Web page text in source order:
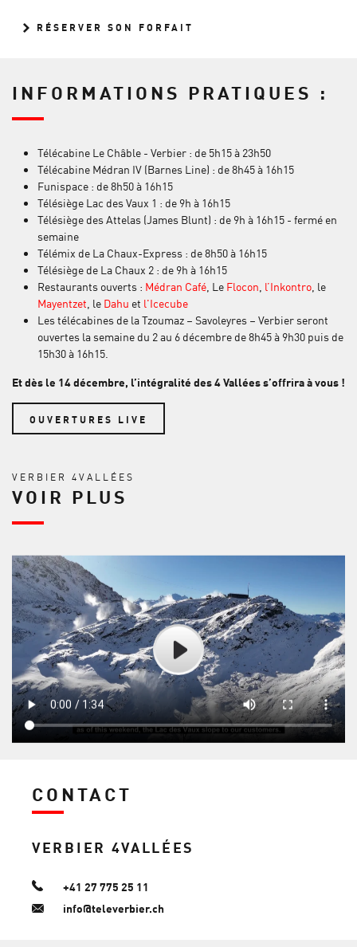
RÉSERVER SON FORFAIT
INFORMATIONS PRATIQUES :
Télécabine Le Châble - Verbier : de 5h15 à 23h50
Télécabine Médran IV (Barnes Line) : de 8h45 à 16h15
Funispace : de 8h50 à 16h15
Télésiège Lac des Vaux 1 : de 9h à 16h15
Télésiège des Attelas (James Blunt) : de 9h à 16h15 - fermé en
semaine
Télémix de La Chaux-Express : de 8h50 à 16h15
Télésiège de La Chaux 2 : de 9h à 16h15
Restaurants ouverts : Médran Café, Le Flocon, l’Inkontro, le
Mayentzet, le Dahu et l'Icecube
Les télécabines de la Tzoumaz – Savoleyres – Verbier seront
ouvertes la semaine du 2 au 6 décembre de 8h45 à 9h30 puis de
15h30 à 16h15.
Et dès le 14 décembre, l’intégralité des 4 Vallées s’offrira à vous !
OUVERTURES LIVE
VERBIER 4VALLÉES
VOIR PLUS
CONTACT
VERBIER 4VALLÉES
+41 27 775 25 11
info@televerbier.ch